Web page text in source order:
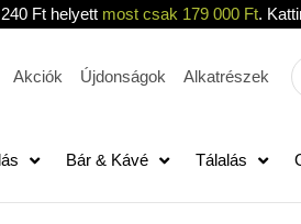
Ft helyett most csak 179 000 Ft.
Akciók Újdonságok Alkatrészek
Bár & Kávé Tálalás